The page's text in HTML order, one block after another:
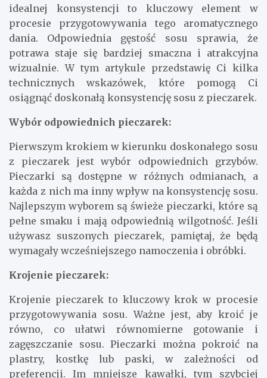
idealnej konsystencji to kluczowy element w
procesie przygotowywania tego aromatycznego
dania. Odpowiednia gęstość sosu sprawia, że
potrawa staje się bardziej smaczna i atrakcyjna
wizualnie. W tym artykule przedstawię Ci kilka
technicznych wskazówek, które pomogą Ci
osiągnąć doskonałą konsystencję sosu z pieczarek.
Wybór odpowiednich pieczarek:
Pierwszym krokiem w kierunku doskonałego sosu
z pieczarek jest wybór odpowiednich grzybów.
Pieczarki są dostępne w różnych odmianach, a
każda z nich ma inny wpływ na konsystencję sosu.
Najlepszym wyborem są świeże pieczarki, które są
pełne smaku i mają odpowiednią wilgotność. Jeśli
używasz suszonych pieczarek, pamiętaj, że będą
wymagały wcześniejszego namoczenia i obróbki.
Krojenie pieczarek:
Krojenie pieczarek to kluczowy krok w procesie
przygotowywania sosu. Ważne jest, aby kroić je
równo, co ułatwi równomierne gotowanie i
zagęszczanie sosu. Pieczarki można pokroić na
plastry, kostkę lub paski, w zależności od
preferencji. Im mniejsze kawałki, tym szybciej